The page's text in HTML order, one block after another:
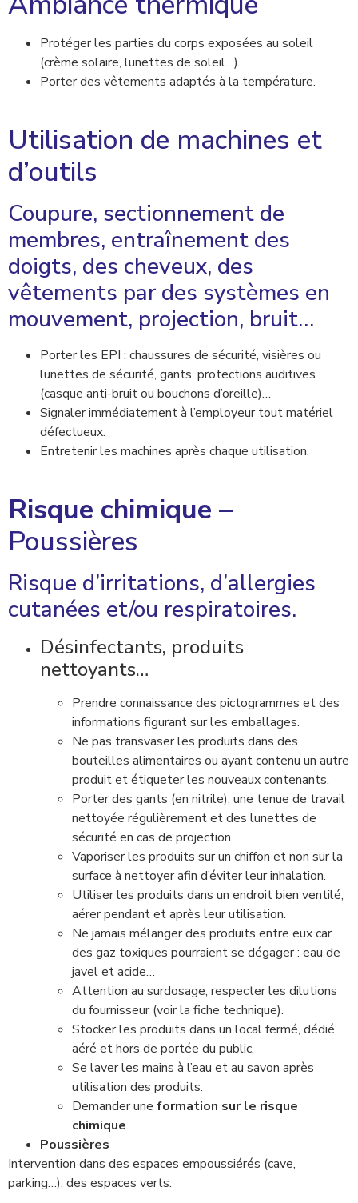
Protéger les parties du corps exposées au soleil
(crème solaire, lunettes de soleil…).
Porter des vêtements adaptés à la température.
Utilisation de machines et
d’outils
Coupure, sectionnement de
membres, entraînement des
doigts, des cheveux, des
vêtements par des systèmes en
mouvement, projection, bruit…
Porter les EPI : chaussures de sécurité, visières ou
lunettes de sécurité, gants, protections auditives
(casque anti-bruit ou bouchons d’oreille)…
Signaler immédiatement à l’employeur tout matériel
défectueux.
Entretenir les machines après chaque utilisation.
Risque chimique –
Poussières
Risque d’irritations, d’allergies
cutanées et/ou respiratoires.
Désinfectants, produits
nettoyants…
Prendre connaissance des pictogrammes et des
informations figurant sur les emballages.
Ne pas transvaser les produits dans des
bouteilles alimentaires ou ayant contenu un autre
produit et étiqueter les nouveaux contenants.
Porter des gants (en nitrile), une tenue de travail
nettoyée régulièrement et des lunettes de
sécurité en cas de projection.
Vaporiser les produits sur un chiffon et non sur la
surface à nettoyer afin d’éviter leur inhalation.
Utiliser les produits dans un endroit bien ventilé,
aérer pendant et après leur utilisation.
Ne jamais mélanger des produits entre eux car
des gaz toxiques pourraient se dégager : eau de
javel et acide…
Attention au surdosage, respecter les dilutions
du fournisseur (voir la fiche technique).
Stocker les produits dans un local fermé, dédié,
aéré et hors de portée du public.
Se laver les mains à l’eau et au savon après
utilisation des produits.
Demander une formation sur le risque
chimique.
Poussières
Intervention dans des espaces empoussiérés (cave,
parking…), des espaces verts.